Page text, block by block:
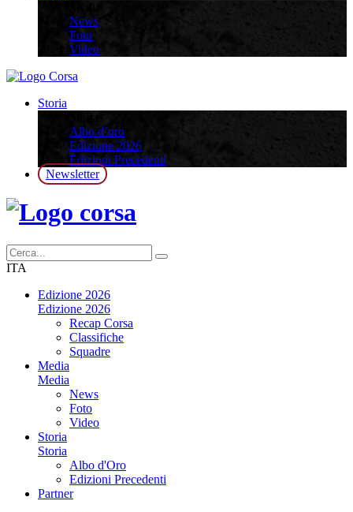
News
Foto
Video
Storia
Albo d’oro
Edizione 2026
Edizioni Precedenti
Newsletter
ITA
Edizione 2026
Edizione 2026
Recap Corsa
Classifiche
Squadre
Media
Media
News
Foto
Video
Storia
Storia
Albo d'Oro
Edizioni Precedenti
Partner